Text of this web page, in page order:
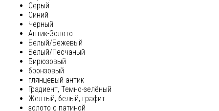
Серый
Синий
Черный
Антик-Золото
Белый/Бежевый
Белый/Песчаный
Бирюзовый
бронзовый
глянцевый антик
Градиент, Темно-зелёный
Желтый, белый, графит
золото с патиной